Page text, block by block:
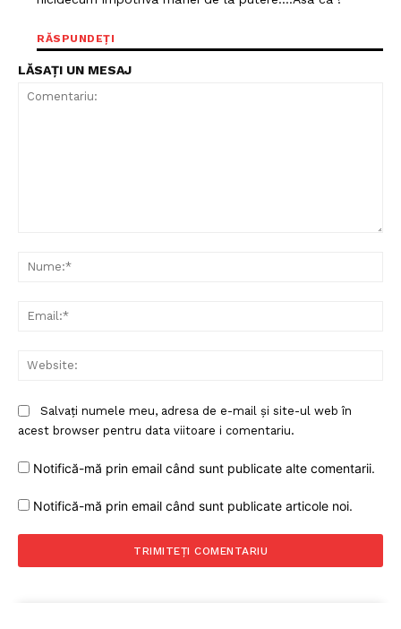
RĂSPUNDEȚI
LĂSAȚI UN MESAJ
Salvați numele meu, adresa de e-mail și site-ul web în
acest browser pentru data viitoare i comentariu.
Notifică-mă prin email când sunt publicate alte comentarii.
Notifică-mă prin email când sunt publicate articole noi.